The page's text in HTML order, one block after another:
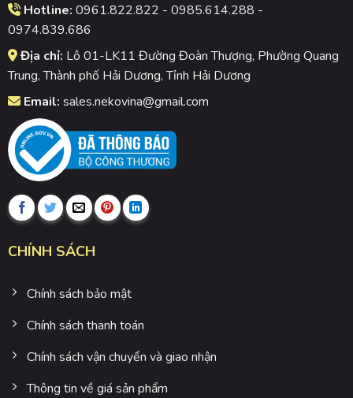
Hotline: 0961.822.822 - 0985.614.288 -
0974.839.686
Địa chỉ: Lô 01-LK11 Đường Đoàn Thượng, Phường Quang
Trung, Thành phố Hải Dương, Tỉnh Hải Dương
Email: sales.nekovina@gmail.com
CHÍNH SÁCH
Chính sách bảo mật
Chính sách thanh toán
Chính sách vận chuyển và giao nhận
Thông tin về giá sản phẩm